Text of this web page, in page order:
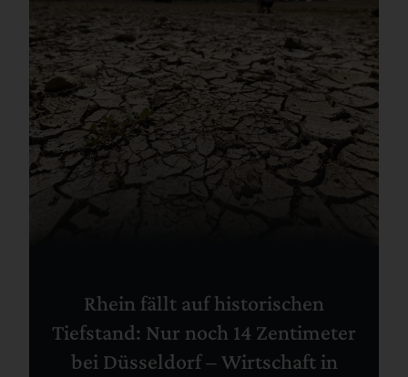
Rhein fällt auf historischen
Tiefstand: Nur noch 14 Zentimeter
bei Düsseldorf – Wirtschaft in